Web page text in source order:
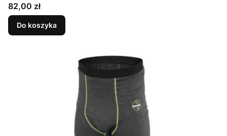
Cena
82,00 zł
Do koszyka